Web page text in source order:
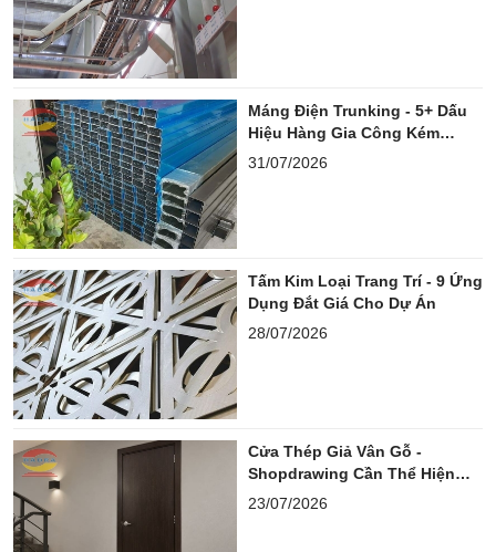
Máng Điện Trunking - 5+ Dấu
Hiệu Hàng Gia Công Kém
Chuẩn
31/07/2026
Tấm Kim Loại Trang Trí - 9 Ứng
Dụng Đắt Giá Cho Dự Án
28/07/2026
Cửa Thép Giả Vân Gỗ -
Shopdrawing Cần Thể Hiện
Những Gì?
23/07/2026